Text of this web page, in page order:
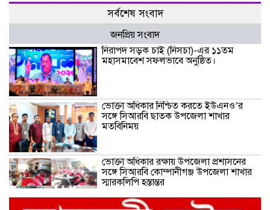
সর্বশেষ সংবাদ
জনপ্রিয় সংবাদ
নিরাপদ সড়ক চাই (নিসচা)-এর ১১তম
মহাসমাবেশ সফলভাবে অনুষ্ঠিত।
ভোক্তা অধিকার নিশ্চিত করতে ইউএনও’র
সঙ্গে সিআরবি ছাতক উপজেলা শাখার
মতবিনিময়
ভোক্তা অধিকার রক্ষায় উপজেলা প্রশাসনের
সঙ্গে সিআরবি কোম্পানীগঞ্জ উপজেলা শাখার
স্মারকলিপি হস্তান্তর